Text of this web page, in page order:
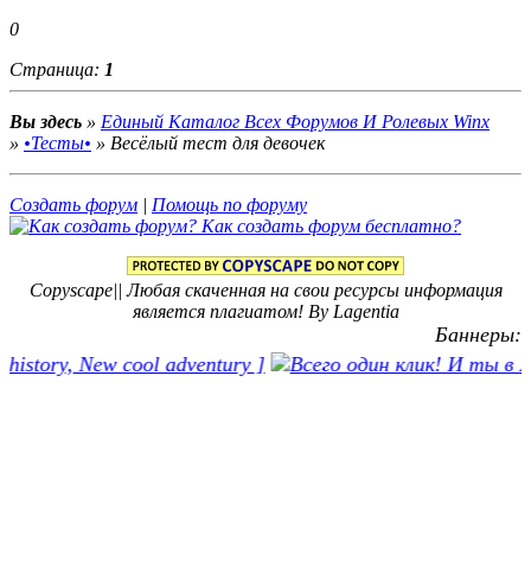
0
Страница: 1
Вы здесь » Единый Каталог Всех Форумов И Ролевых Winx
» •Тесты• » Весёлый тест для девочек
Создать форум | Помощь по форуму
Copyscape|| Любая скаченная на свои ресурсы информация
является плагиатом! By Lagentia
Баннеры: